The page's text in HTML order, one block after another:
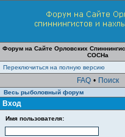
Форум на Сайте Орловских
СОСНа
Переключиться на полную версию
FAQ • Поиск
Весь рыболовный форум
Вход
Имя пользователя: